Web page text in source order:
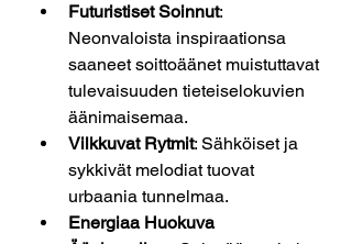
Futuristiset Soinnut:
Neonvaloista inspiraationsa
saaneet soittoäänet muistuttavat
tulevaisuuden tieteiselokuvien
äänimaisemaa.
Vilkkuvat Rytmit: Sähköiset ja
sykkivät melodiat tuovat
urbaania tunnelmaa.
Energiaa Huokuva